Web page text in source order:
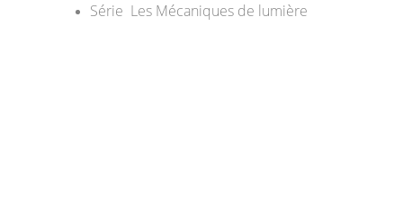
Série  Les Mécaniques de lumière